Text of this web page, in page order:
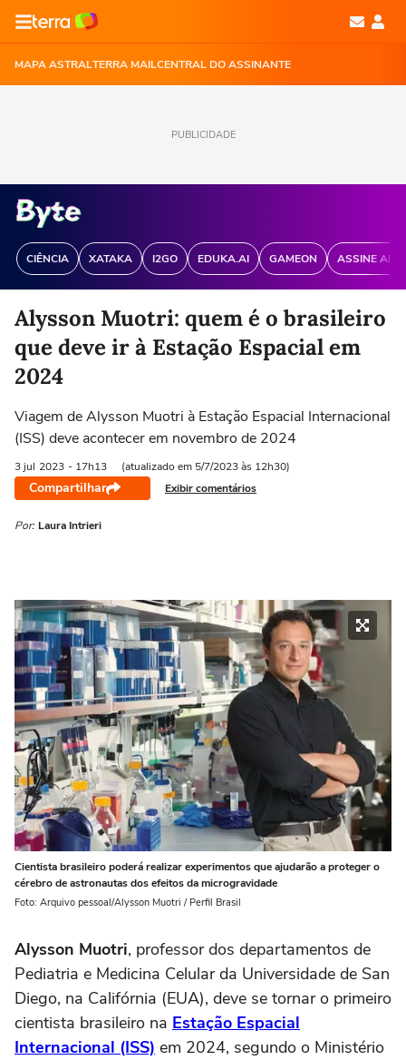
MAPA ASTRALTERRA MAILCENTRAL DO ASSINANTE
PUBLICIDADE
CIÊNCIA XATAKA I2GO EDUKA.AI GAMEON ASSINE
Alysson Muotri: quem é o brasileiro
que deve ir à Estação Espacial em
2024
Viagem de Alysson Muotri à Estação Espacial Internacional
(ISS) deve acontecer em novembro de 2024
3 jul 2023 - 17h13 (atualizado em 5/7/2023 às 12h30)
Compartilhar Exibir comentários
Por: Laura Intrieri
Cientista brasileiro poderá realizar experimentos que ajudarão a proteger o
cérebro de astronautas dos efeitos da microgravidade
Foto: Arquivo pessoal/Alysson Muotri / Perfil Brasil
Alysson Muotri, professor dos departamentos de
Pediatria e Medicina Celular da Universidade de San
Diego, na Califórnia (EUA), deve se tornar o primeiro
cientista brasileiro na Estação Espacial
Internacional (ISS) em 2024, segundo o Ministério